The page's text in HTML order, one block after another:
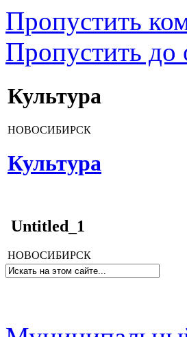
Пропустить
Пропустить до
Культура
НОВОСИБИРСК
Культура
Untitled_1
НОВОСИБИРСК